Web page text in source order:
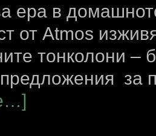
ера в
от Atmos
тонколони –
за